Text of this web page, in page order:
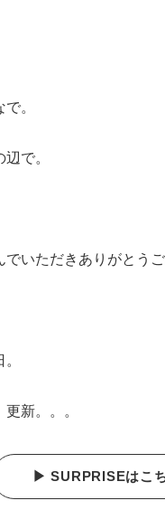
。
で。
いただきありがとうご
新。。。
▶ SURPRISEはこ